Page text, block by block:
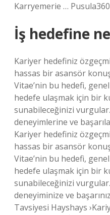
Karryemerie …
İş hedefine ne
Kariyer hedefiniz
hassas bir asansör
Vitae’nin bu hedefi,
hedefe ulaşmak için bir
sunabileceğinizi
deneyimlerine ve
Kariyer hedefiniz
hassas bir asansör
Vitae’nin bu hedefi,
hedefe ulaşmak için bir
sunabileceğinizi
deneyiminize ve
Tavsiyesi Hayshays